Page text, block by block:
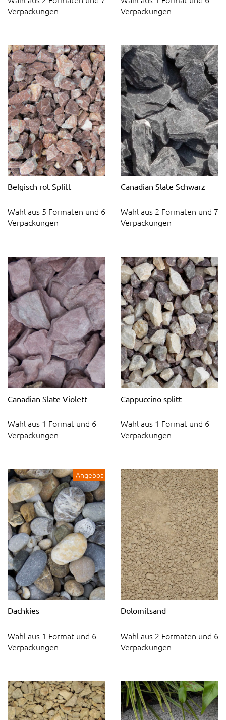
Verpackungen
Verpackungen
Belgisch rot Splitt
Wahl aus 5 Formaten und 6
Verpackungen
Canadian Slate Schwarz
Wahl aus 2 Formaten und 7
Verpackungen
Canadian Slate Violett
Wahl aus 1 Format und 6
Verpackungen
Cappuccino splitt
Wahl aus 1 Format und 6
Verpackungen
Angebot
Dachkies
Wahl aus 1 Format und 6
Verpackungen
Dolomitsand
Wahl aus 2 Formaten und 6
Verpackungen